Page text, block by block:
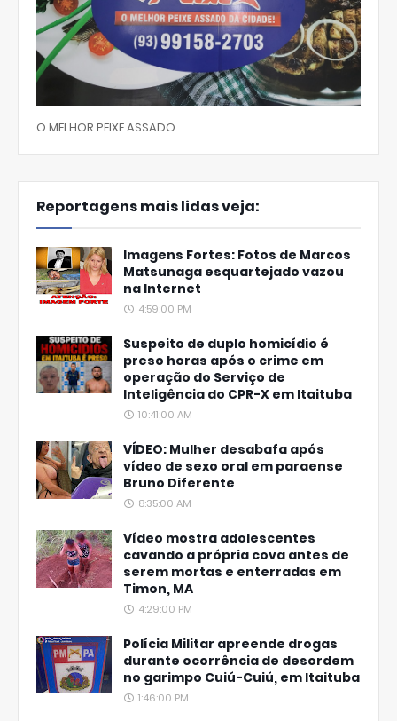
O MELHOR PEIXE ASSADO
Reportagens mais lidas veja:
Imagens Fortes: Fotos de Marcos
Matsunaga esquartejado vazou
na Internet
4:59:00 PM
Suspeito de duplo homicídio é
preso horas após o crime em
operação do Serviço de
Inteligência do CPR-X em Itaituba
10:41:00 AM
VÍDEO: Mulher desabafa após
vídeo de sexo oral em paraense
Bruno Diferente
8:35:00 AM
Vídeo mostra adolescentes
cavando a própria cova antes de
serem mortas e enterradas em
Timon, MA
4:29:00 PM
Polícia Militar apreende drogas
durante ocorrência de desordem
no garimpo Cuiú-Cuiú, em Itaituba
1:46:00 PM